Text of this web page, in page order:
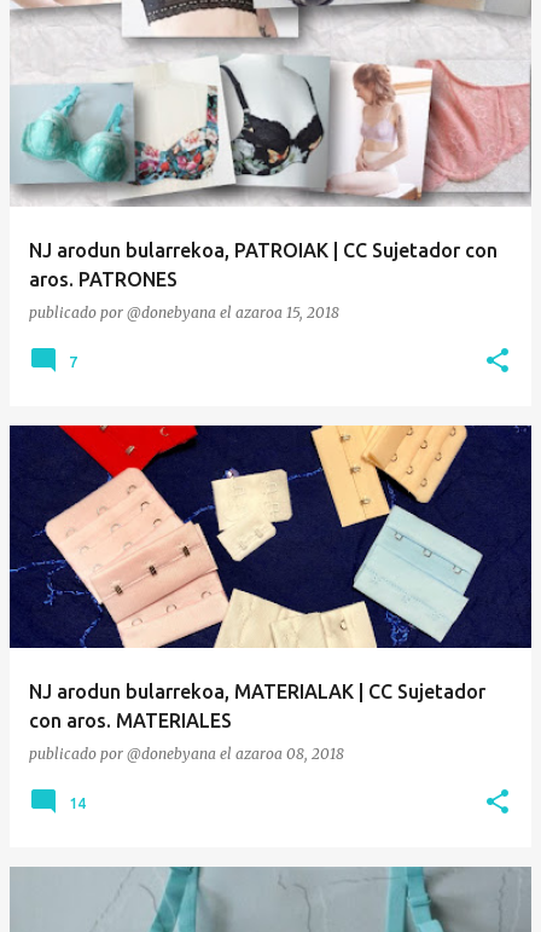
NJ arodun bularrekoa, PATROIAK | CC Sujetador con
aros. PATRONES
publicado por @donebyana el azaroa 15, 2018
7
NJ arodun bularrekoa, MATERIALAK | CC Sujetador
con aros. MATERIALES
publicado por @donebyana el azaroa 08, 2018
14